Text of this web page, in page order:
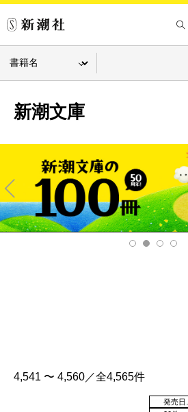
新潮文庫
Pre
v
4,541 〜 4,560／全4,565件